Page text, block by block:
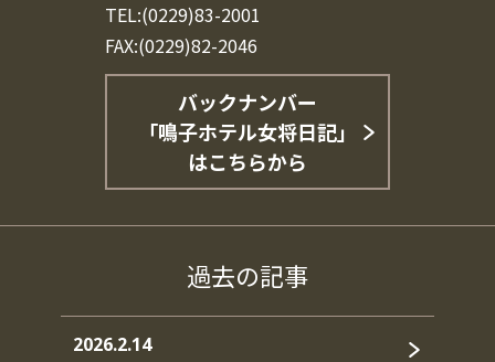
TEL:(0229)83-2001
FAX:(0229)82-2046
バックナンバー
「鳴子ホテル女将日記」
はこちらから
過去の記事
2026.2.14